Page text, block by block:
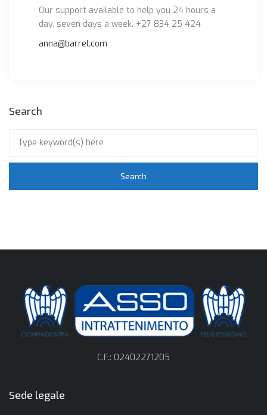
Our support available to help you 24 hours a
day, seven days a week. +27 834 25 424
anna@barrel.com
Search
C.F.: 02402271205
Sede legale